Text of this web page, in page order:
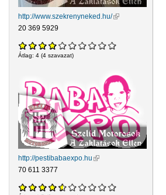
http://www.szekrenyneked.hu/(külső hivatkozás)
20 369 5929
Átlag: 4 (4 szavazat)
http://pestibabaexpo.hu (külső hivatkozás)
70 611 3377